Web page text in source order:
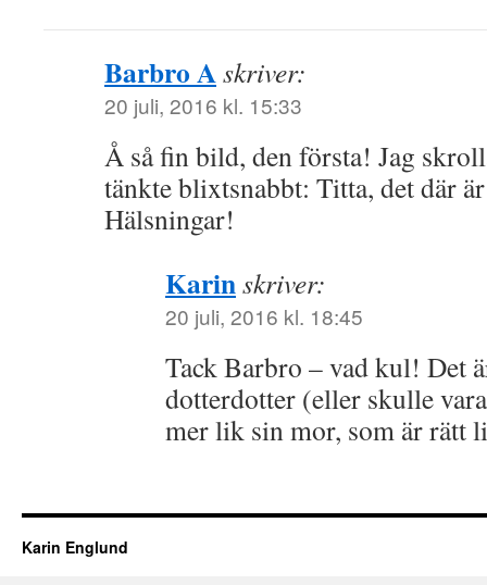
Barbro Askriver:
20 juli, 2016 kl. 15:33
Å så fin bild, den första! Jag
tänkte blixtsnabbt: Titta, det där
Hälsningar!
Karinskriver:
20 juli, 2016 kl. 18:45
Tack Barbro – vad kul! Det
dotterdotter (eller skulle
mer lik sin mor, som är rätt
Karin Englund